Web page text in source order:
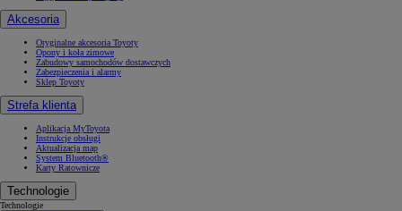
Akcesoria
Oryginalne akcesoria Toyoty
Opony i koła zimowe
Zabudowy samochodów dostawczych
Zabezpieczenia i alarmy
Sklep Toyoty
Strefa klienta
Aplikacja MyToyota
Instrukcje obsługi
Aktualizacja map
System Bluetooth®
Karty Ratownicze
Technologie
Technologie